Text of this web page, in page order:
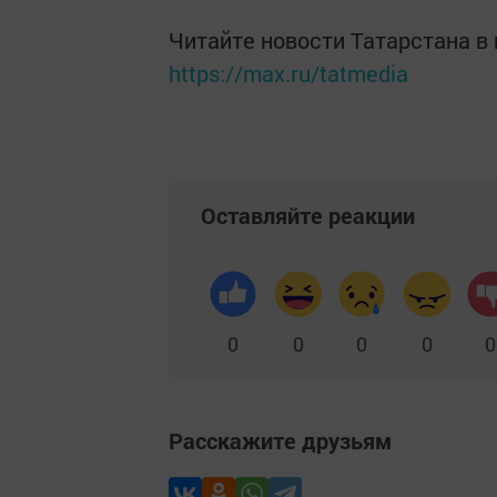
Читайте новости Татарстана
https://max.ru/tatmedia
Оставляйте реакции
0 0 0 0 0
Расскажите друзьям